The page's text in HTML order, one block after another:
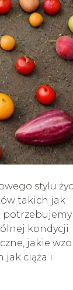
stylu
takich jak
potrzebujemy
kondycji
jakie
jak ciąża i